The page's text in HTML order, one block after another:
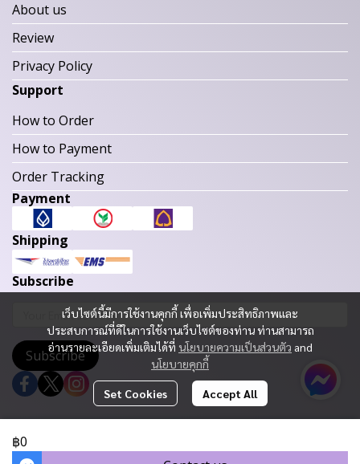
฿0
เว็บไซต์นี้มีการใช้งานคุกกี้ เพื่อเพิ่มประสิทธิภาพและ
ประสบการณ์ที่ดีในการใช้งานเว็บไซต์ของท่าน ท่านสามารถ
อ่านรายละเอียดเพิ่มเติมได้ที่ นโยบายความเป็นส่วนตัว and
นโยบายคุกกี้
Set Cookies Accept All
About us
Review
Privacy Policy
Support
How to Order
How to Payment
Order Tracking
Payment
Shipping
Subscribe
Subscribe
Today Visitor238